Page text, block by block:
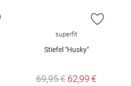
ZUR WUNSCHLISTE HINZUFÜGEN
ZUR
superfit
Stiefel "Husky"
69,95 € 62,99 €